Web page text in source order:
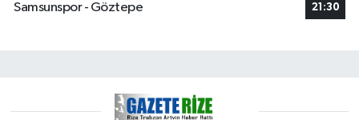
Samsunspor - Göztepe
21:30